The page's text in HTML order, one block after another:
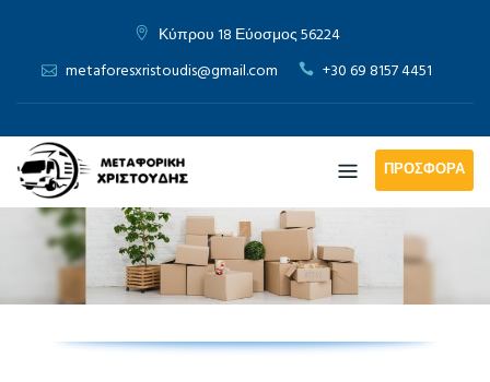
content
Κύπρου 18 Εύοσμος 56224
metaforesxristoudis@gmail.com
+30 69 8157 4451
ΠΡΟΣΦΟΡΆ